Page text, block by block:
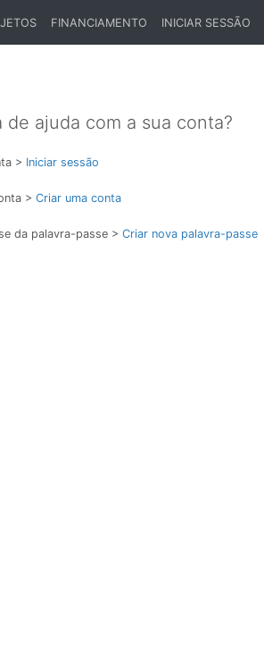
FINANCIAMENTO INICIAR SESSÃO
de ajuda com a sua conta?
> Iniciar sessão
> Criar uma conta
da palavra-passe > Criar nova palavra-passe